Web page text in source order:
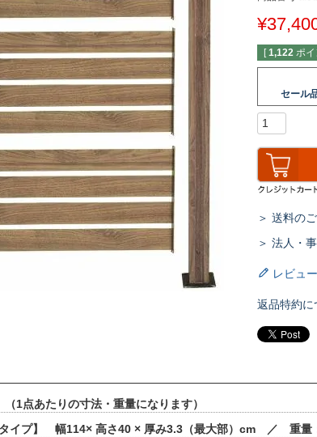
¥
[ 1,122 ポイ
セール
＞ 送料の
＞ 法人・
レビュ
返品特約に
点あたりの寸法・重量になります）
タイプ】 幅114× 高さ40 × 厚み3.3（最大部）cm ／ 重量